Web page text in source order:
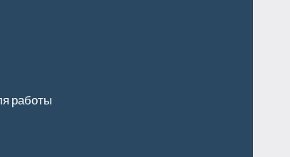
работы